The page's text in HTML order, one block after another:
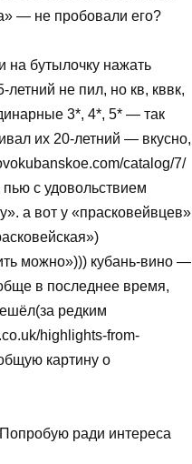
— не пробовали его?
на бутылочку нажать
не пил, но кв, кввк,
3*, 4*, 5* — так
их 20-летний — вкусно,
catalog/7/
с удовольствием
а вот у «прасковейвцев»
можно»))) кубань-вино —
в последнее время,
редким
highlights-from-
картину о
ради интереса